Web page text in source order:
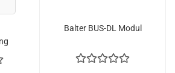
Balter BUS-DL Modul